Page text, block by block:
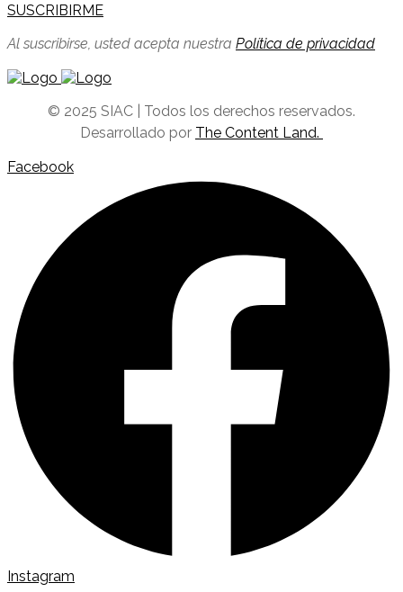
SUSCRIBIRME
Al suscribirse, usted acepta nuestra Política de privacidad
© 2025 SIAC | Todos los derechos reservados.
Desarrollado por The Content Land.
Facebook
Instagram